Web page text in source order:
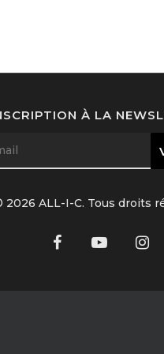
À LA
2026 ALL-I-C. Tous droits